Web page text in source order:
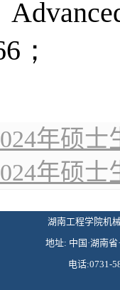
；
年硕士
年硕士
湖南工程学院机
地址: 中国·湖南
电话:0731-